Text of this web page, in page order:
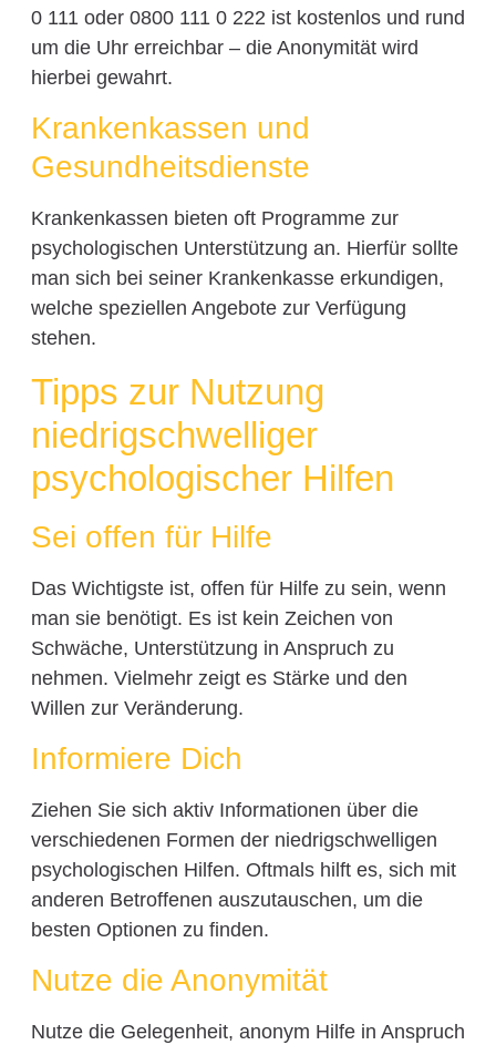
0 111 oder 0800 111 0 222 ist kostenlos und rund
um die Uhr erreichbar – die Anonymität wird
hierbei gewahrt.
Krankenkassen und
Gesundheitsdienste
Krankenkassen bieten oft Programme zur
psychologischen Unterstützung an. Hierfür sollte
man sich bei seiner Krankenkasse erkundigen,
welche speziellen Angebote zur Verfügung
stehen.
Tipps zur Nutzung
niedrigschwelliger
psychologischer Hilfen
Sei offen für Hilfe
Das Wichtigste ist, offen für Hilfe zu sein, wenn
man sie benötigt. Es ist kein Zeichen von
Schwäche, Unterstützung in Anspruch zu
nehmen. Vielmehr zeigt es Stärke und den
Willen zur Veränderung.
Informiere Dich
Ziehen Sie sich aktiv Informationen über die
verschiedenen Formen der niedrigschwelligen
psychologischen Hilfen. Oftmals hilft es, sich mit
anderen Betroffenen auszutauschen, um die
besten Optionen zu finden.
Nutze die Anonymität
Nutze die Gelegenheit, anonym Hilfe in Anspruch